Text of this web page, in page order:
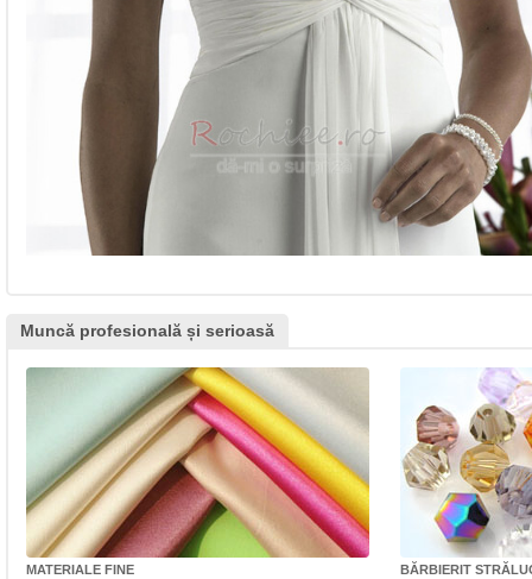
Muncă profesională și serioasă
MATERIALE FINE
BĂRBIERIT